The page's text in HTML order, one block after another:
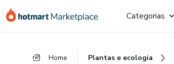
para
para
para
Categorias
Home Plantas e ecologia